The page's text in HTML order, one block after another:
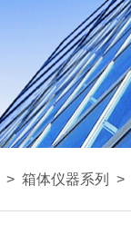
> 箱体仪器系列 >